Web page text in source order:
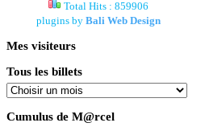
Total Hits : 859906
plugins byBali Web Design
Mes visiteurs
Tous les billets
Cumulus de M@rcel